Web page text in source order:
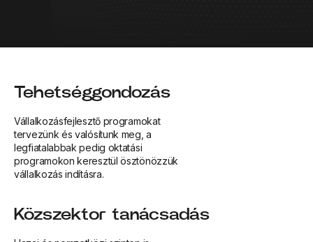
Tehetséggondozás
Vállalkozásfejlesztő programokat
tervezünk és valósítunk meg, a
legfiatalabbak pedig oktatási
programokon keresztül ösztönözzük
vállalkozás indításra.
Közszektor tanácsadás